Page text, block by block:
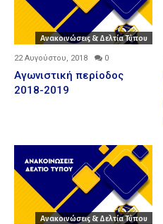
Ανακοινώσεις & Δελτία Τύπου
22 Αυγούστου, 2018 0
Αγωνιστική περίοδος
2018-2019
Ανακοινώσεις & Δελτία Τύπου